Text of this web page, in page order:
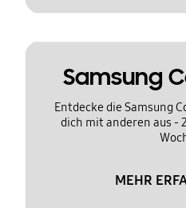
Samsung
Entdecke die Samsung
dich mit anderen aus -
MEHR